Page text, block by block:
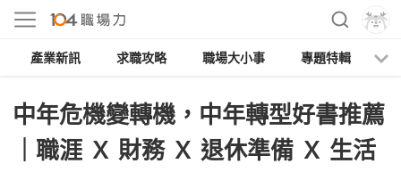
產業新訊 求職攻略 職場大小事 專題特輯
中年危機變轉機，中年轉型好書推薦
｜職涯 Ｘ 財務 Ｘ 退休準備 Ｘ 生活